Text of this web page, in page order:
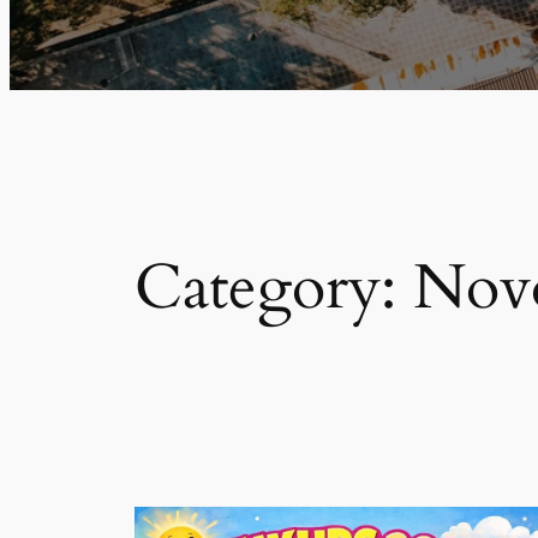
Category: